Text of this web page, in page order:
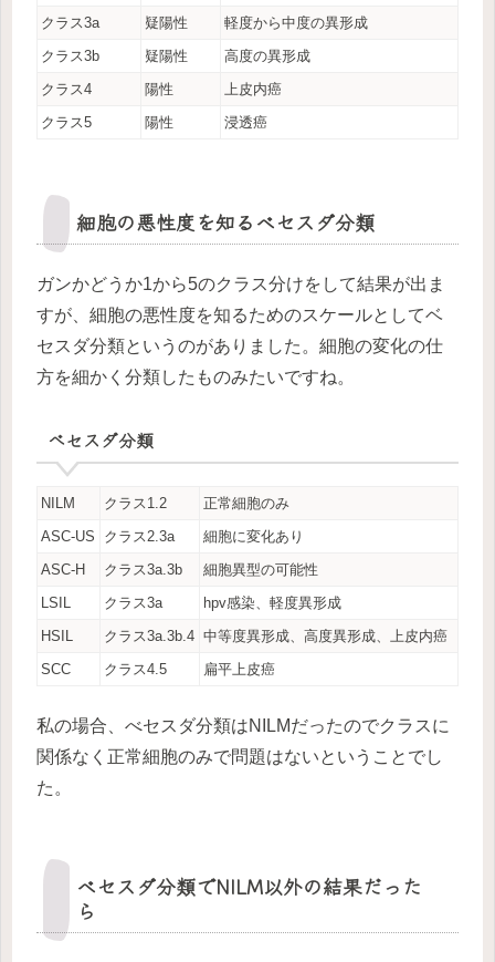
クラス3a
疑陽性
軽度から中度の異形成
クラス3b
疑陽性
高度の異形成
クラス4
陽性
上皮内癌
クラス5
陽性 浸透癌
細胞の悪性度を知るベセスダ分類
ガンかどうか1から5のクラス分けをして結果が出ま
すが、細胞の悪性度を知るためのスケールとしてベ
セスダ分類というのがありました。細胞の変化の仕
方を細かく分類したものみたいですね。
べセスダ分類
NILM クラス1.2
正常細胞のみ
ASC-US
クラス2.3a
細胞に変化あり
ASC-H
クラス3a.3b
細胞異型の可能性
LSIL
クラス3a
hpv感染、軽度異形成
HSIL
クラス3a.3b.4 中等度異形成、高度異形成、上皮内癌
SCC
クラス4.5 扁平上皮癌
私の場合、べセスダ分類はNILMだったのでクラスに
関係なく正常細胞のみで問題はないということでし
た。
ベセスダ分類でNILM以外の結果だった
ら